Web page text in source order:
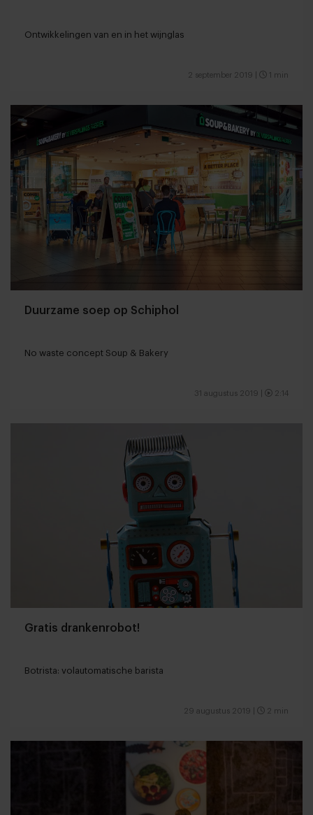
Ontwikkelingen van en in het wijnglas
2 september 2019 1 min
Duurzame soep op Schiphol
No waste concept Soup & Bakery
31 augustus 2019 2:14
Gratis drankenrobot!
Botrista: volautomatische barista
29 augustus 2019 2 min